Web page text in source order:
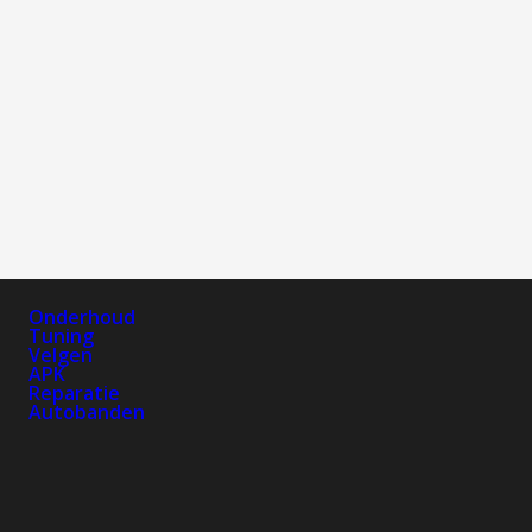
Onderhoud
Tuning
Velgen
APK
Reparatie
Autobanden